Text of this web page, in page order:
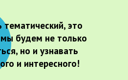
тематический, это
будем не только
но и узнавать
и интересного!